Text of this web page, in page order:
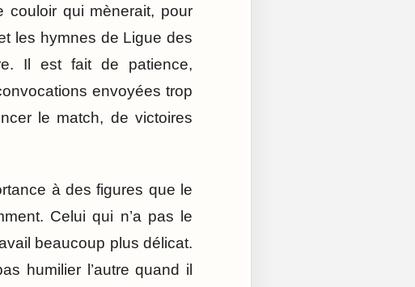
couloir qui mènerait, pour
les hymnes de Ligue des
Il est fait de patience,
envoyées trop
le match, de victoires
à des figures que le
Celui qui n’a pas le
beaucoup plus délicat.
humilier l’autre quand il